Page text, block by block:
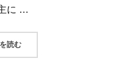
に …
読む“CNC精密加工における「ステン